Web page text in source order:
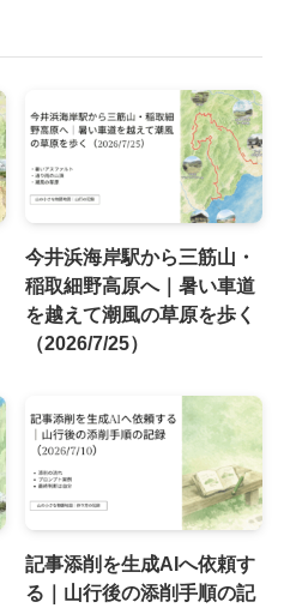
今井浜海岸駅から三筋山・
稲取細野高原へ｜暑い車道
を越えて潮風の草原を歩く
（2026/7/25）
記事添削を生成AIへ依頼す
る｜山行後の添削手順の記